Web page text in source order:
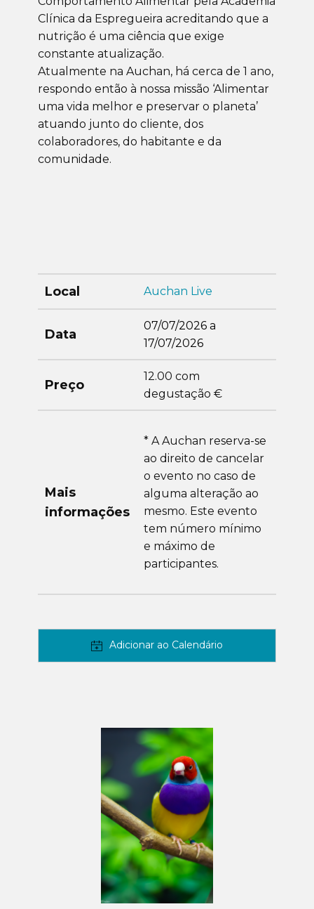
Clínica da Espregueira acreditando que a
nutrição é uma ciência que exige
constante atualização.
Atualmente na Auchan, há cerca de 1 ano,
respondo então à nossa missão ‘Alimentar
uma vida melhor e preservar o planeta’
atuando junto do cliente, dos
colaboradores, do habitante e da
comunidade.
Local Auchan Live
Data
07/07/2026 a
17/07/2026
Preço
12.00 com
degustação €
Mais
informações
* A Auchan reserva-se
ao direito de cancelar
o evento no caso de
alguma alteração ao
mesmo. Este evento
tem número mínimo
e máximo de
participantes.
Adicionar ao Calendário